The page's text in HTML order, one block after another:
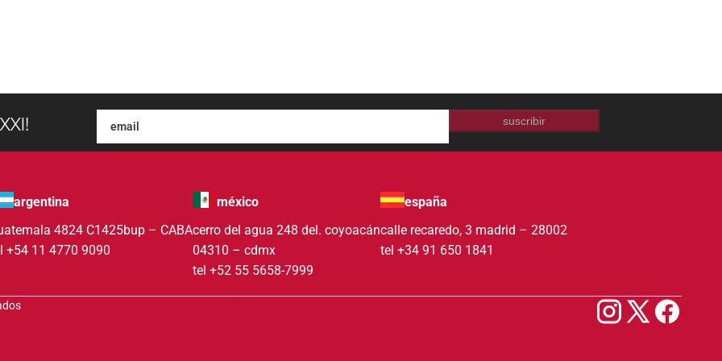
suscribir
argentina
4824 C1425bup – CABA
+54 11 4770 9090
méxico
cerro del agua 248 del. coyoacán
04310 – cdmx
tel +52 55 5658-7999
españa
calle recaredo, 3 madrid – 28002
tel +34 91 650 1841